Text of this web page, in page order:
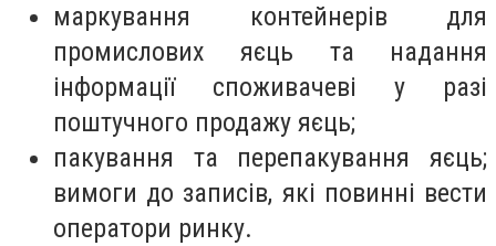
маркування контейнерів для
промислових яєць та надання
інформації споживачеві у разі
поштучного продажу яєць;
пакування та перепакування яєць;
вимоги до записів, які повинні вести
оператори ринку.